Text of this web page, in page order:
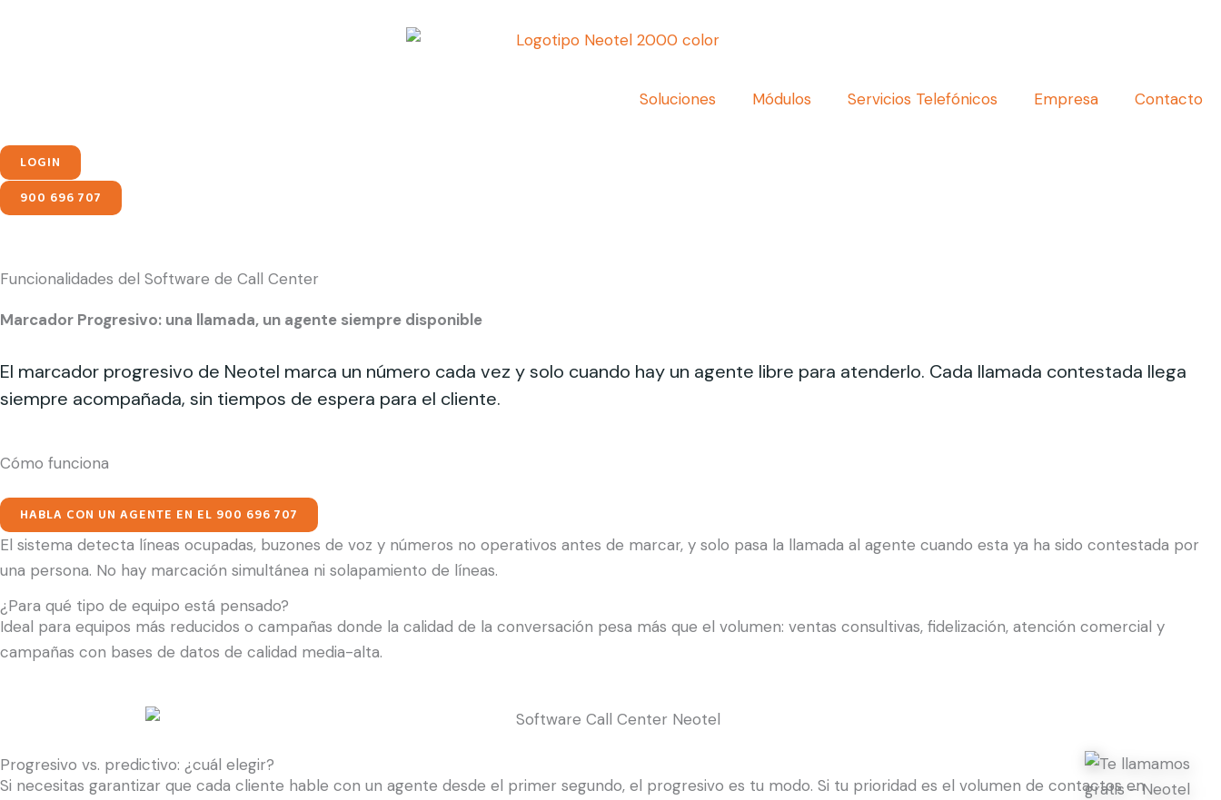
Soluciones
Módulos Servicios Telefónicos Empresa Contacto
LOGIN
900 696 707
Funcionalidades del Software de Call Center
Marcador Progresivo: una llamada, un agente siempre disponible
El marcador progresivo de Neotel marca un número cada vez y solo cuando hay un agente libre para atenderlo. Cada llamada contestada llega
siempre acompañada, sin tiempos de espera para el cliente.
Cómo funciona
HABLA CON UN AGENTE EN EL 900 696 707
El sistema detecta líneas ocupadas, buzones de voz y números no operativos antes de marcar, y solo pasa la llamada al agente cuando esta ya ha sido contestada por
una persona. No hay marcación simultánea ni solapamiento de líneas.
¿Para qué tipo de equipo está pensado?
Ideal para equipos más reducidos o campañas donde la calidad de la conversación pesa más que el volumen: ventas consultivas, fidelización, atención comercial y
campañas con bases de datos de calidad media-alta.
Progresivo vs. predictivo: ¿cuál elegir?
Si necesitas garantizar que cada cliente hable con un agente desde el primer segundo, el progresivo es tu modo. Si tu prioridad es el volumen de contactos en